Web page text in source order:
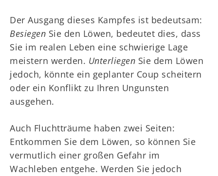
Der Ausgang dieses Kampfes ist bedeutsam:
Besiegen Sie den Löwen, bedeutet dies, dass
Sie im realen Leben eine schwierige Lage
meistern werden. Unterliegen Sie dem Löwen
jedoch, könnte ein geplanter Coup scheitern
oder ein Konflikt zu Ihren Ungunsten
ausgehen.
Auch Fluchtträume haben zwei Seiten:
Entkommen Sie dem Löwen, so können Sie
vermutlich einer großen Gefahr im
Wachleben entgehe. Werden Sie jedoch